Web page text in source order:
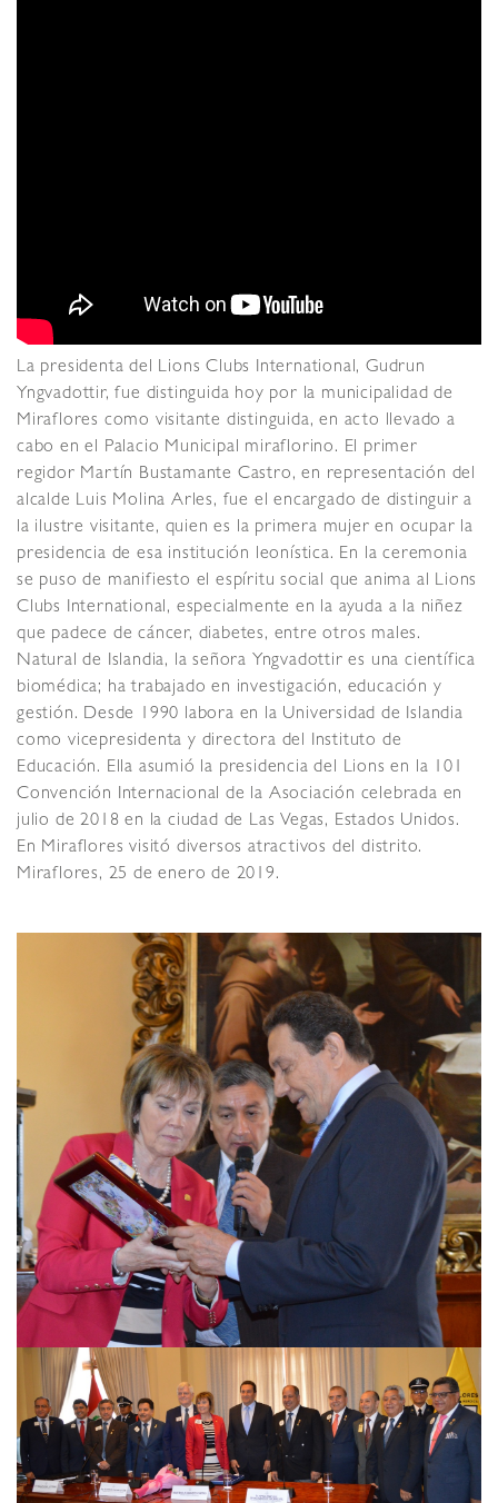
La presidenta del Lions Clubs International, Gudrun
Yngvadottir, fue distinguida hoy por la municipalidad de
Miraflores como visitante distinguida, en acto llevado a
cabo en el Palacio Municipal miraflorino. El primer
regidor Martín Bustamante Castro, en representación del
alcalde Luis Molina Arles, fue el encargado de distinguir a
la ilustre visitante, quien es la primera mujer en ocupar la
presidencia de esa institución leonística. En la ceremonia
se puso de manifiesto el espíritu social que anima al Lions
Clubs International, especialmente en la ayuda a la niñez
que padece de cáncer, diabetes, entre otros males.
Natural de Islandia, la señora Yngvadottir es una científica
biomédica; ha trabajado en investigación, educación y
gestión. Desde 1990 labora en la Universidad de Islandia
como vicepresidenta y directora del Instituto de
Educación. Ella asumió la presidencia del Lions en la 101
Convención Internacional de la Asociación celebrada en
julio de 2018 en la ciudad de Las Vegas, Estados Unidos.
En Miraflores visitó diversos atractivos del distrito.
Miraflores, 25 de enero de 2019.